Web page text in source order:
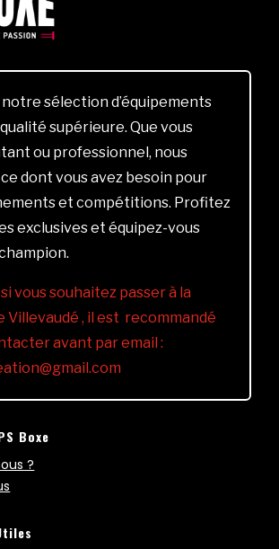
sélection d’équipements
supérieure. Que vous
ou professionnel, nous
dont vous avez besoin pour
et compétitions. Profitez
exclusives et équipez-vous
vous souhaitez passer à la
Villevaudé , il est recommandé
avant par email :
Boxe
?